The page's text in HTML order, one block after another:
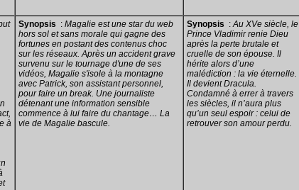
à
Synopsis : Magalie est une star du web
hors sol et sans morale qui gagne des
fortunes en postant des contenus choc
sur les réseaux. Après un accident grave
survenu sur le tournage d'une de ses
vidéos, Magalie s'isole à la montagne
avec Patrick, son assistant personnel,
pour faire un break. Une journaliste
détenant une information sensible
commence à lui faire du chantage… La
vie de Magalie bascule.
Synopsis :Au XVe siècle, le
Prince Vladimir renie Dieu
après la perte brutale et
cruelle de son épouse. Il
hérite alors d’une
malédiction : la vie éternelle.
Il devient Dracula.
Condamné à errer à travers
les siècles, il n’aura plus
qu’un seul espoir : celui de
retrouver son amour perdu.